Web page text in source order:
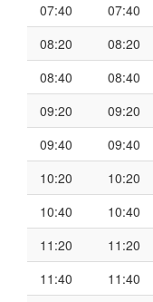
07:40
07:40
08:20
08:20
08:40
08:40
09:20
09:20
09:40
09:40
10:20
10:20
10:40
10:40
11:20
11:20
11:40
11:40